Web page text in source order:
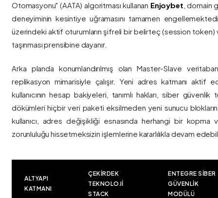
Otomasyonu" (AATA) algoritması kullanan Enjoybet , domain
deneyiminin kesintiye uğramasını tamamen
üzerindeki aktif oturumların şifreli bir belirteç (session token)
taşınması prensibine dayanır.
Arka planda konumlandırılmış olan Master-Slave
replikasyon mimarisiyle çalışır. Yeni adres katmanı aktif
kullanıcının hesap bakiyeleri, tanımlı hakları, siber
dökümleri hiçbir veri paketi eksilmeden yeni sunucu
kullanıcı, adres değişikliği esnasında herhangi bir
zorunluluğu hissetmeksizin işlemlerine kararlılıkla devam
ALTYAPI
KATMANI
ÇEKIRDEK
TEKNOLOJI
STACK
ENTEGRE SIBER
GÜVENLIK
MODÜLÜ